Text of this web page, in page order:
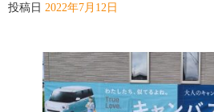
投稿日 2022年7月12日